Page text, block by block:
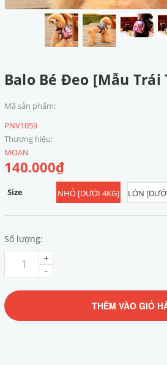
Balo Bé Đeo [Mẫu Trái
Mã sản phẩm:
PNV1059
Thương hiệu:
MOAN
140.000₫
Size NHỎ [DƯỚI 4KG] LỚN
Số lượng:
-
+
THÊM VÀO GIỎ